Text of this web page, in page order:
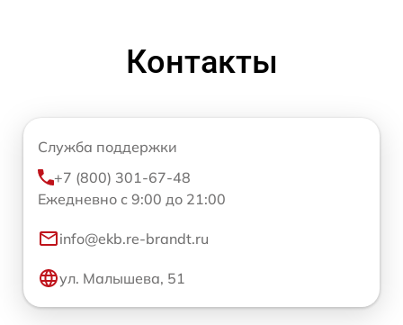
Контакты
Служба поддержки
+7 (800) 301-67-48
Ежедневно с 9:00 до 21:00
info@ekb.re-brandt.ru
ул. Малышева, 51